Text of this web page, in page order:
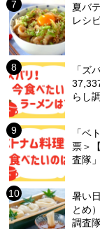
夏バ
レシ
「ズ
らし
「ベ
票＞
査隊
暑い
とめ
調査